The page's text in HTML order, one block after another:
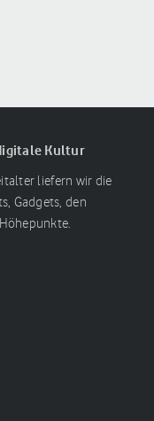
Kultur
liefern wir die
Gadgets, den